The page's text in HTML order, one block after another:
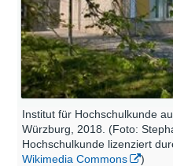
Institut für Hochschulkunde
Würzburg, 2018. (Foto:
Hochschulkunde lizenziert
Wikimedia Commons
)